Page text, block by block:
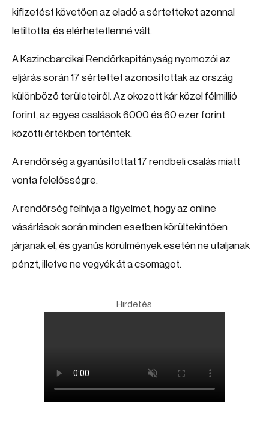
kifizetést követően az eladó a sértetteket azonnal
letiltotta, és elérhetetlenné vált.
A Kazincbarcikai Rendőrkapitányság nyomozói az
eljárás során 17 sértettet azonosítottak az ország
különböző területeiről. Az okozott kár közel félmillió
forint, az egyes csalások 6000 és 60 ezer forint
közötti értékben történtek.
A rendőrség a gyanúsítottat 17 rendbeli csalás miatt
vonta felelősségre.
A rendőrség felhívja a figyelmet, hogy az online
vásárlások során minden esetben körültekintően
járjanak el, és gyanús körülmények esetén ne utaljanak
pénzt, illetve ne vegyék át a csomagot.
Hirdetés